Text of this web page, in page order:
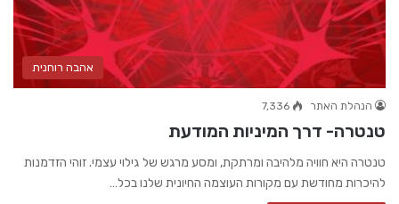
אהבה רוחנית
הנהלת האתר 7,336
טנטרה- דרך המיניות המודעת
טנטרה היא חוויה מלהיבה ומרתקת, ומסע מרגש של גילוי עצמי. זוהי הזדמנות
להיכרות מחודשת עם מקורות העוצמה החיונית שלנו בכל…